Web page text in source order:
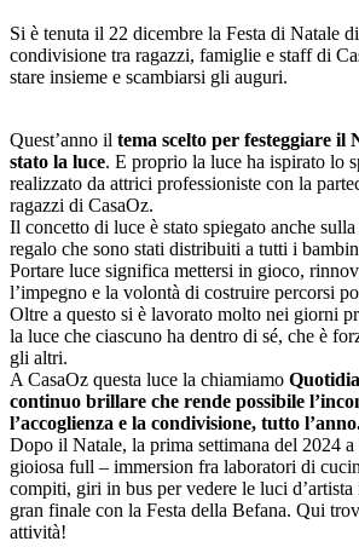
Si è tenuta il 22 dicembre la Festa di Natale
condivisione tra ragazzi, famiglie e staff di
stare insieme e scambiarsi gli auguri.
Quest’anno il tema scelto per festeggiare il
stato la luce. E proprio la luce ha ispirato lo
realizzato da attrici professioniste con la
ragazzi di CasaOz.
Il concetto di luce è stato spiegato anche
regalo che sono stati distribuiti a tutti i
Portare luce significa mettersi in gioco,
l’impegno e la volontà di costruire percorsi
Oltre a questo si è lavorato molto nei giorni
la luce che ciascuno ha dentro di sé, che è
gli altri.
A CasaOz questa luce la chiamiamo
continuo brillare che rende possibile
l’accoglienza e la condivisione, tutto
Dopo il Natale, la prima settimana del 2024 a
gioiosa full – immersion fra laboratori di
compiti, giri in bus per vedere le luci
gran finale con la Festa della Befana. Qui
attività!